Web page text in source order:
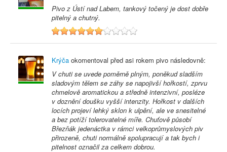
Pivo z Ústí nad Labem, tankový točený je dost dobře
pitelný a chutný.
6
Krýča okomentoval před asi rokem pivo následovně:
V chuti se uvede poměrně plným, poněkud sladším
sladovým tělem se záhy se napojivší hořkostí, zprvu
chmelově aromatickou a středně intenzivní, posléze
v doznění doušku vyšší intenzity. Hořkost v dalších
locích projeví lehký sklon k ulpění, ale ve snesitelné
a bez potíží tolerovatelné míře. Chuťově působí
Březňák jedenáctka v rámci velkoprůmyslových piv
přirozeně, chuti normálně spolupracují a tak bych i
pitelnost označil za celkem dobrou.